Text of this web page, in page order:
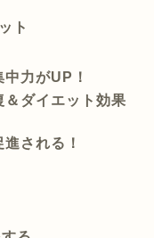
ト
力がUP！
ダイエット効果
される！